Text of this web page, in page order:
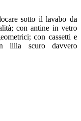
sotto il lavabo da
con antine in vetro
con cassetti e
lilla scuro davvero